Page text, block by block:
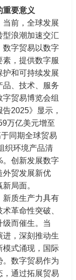
重要意义
当前，全球发展
型浪潮加速交汇
数字贸易以数字
，提供数字服
护和可持续发展
品、技术、服务
贸易博览会组
2025》显示，
万亿美元增至
同期全球贸易
织环境产品清
。创新发展数字
外贸发展新优
局面。
新质生产力具有
革命性突破、
而催生。当
进，深刻推动生
模式涌现，国际
。数字贸易作为
，通过拓展贸易